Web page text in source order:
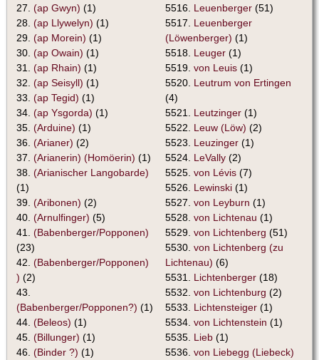
27. (ap Gwyn) (1)
28. (ap Llywelyn) (1)
29. (ap Morein) (1)
30. (ap Owain) (1)
31. (ap Rhain) (1)
32. (ap Seisyll) (1)
33. (ap Tegid) (1)
34. (ap Ysgorda) (1)
35. (Arduine) (1)
36. (Arianer) (2)
37. (Arianerin) (Homöerin) (1)
38. (Arianischer Langobarde)
(1)
39. (Aribonen) (2)
40. (Arnulfinger) (5)
41. (Babenberger/Popponen)
(23)
42. (Babenberger/Popponen)
) (2)
43.
(Babenberger/Popponen?) (1)
44. (Beleos) (1)
45. (Billunger) (1)
46. (Binder ?) (1)
5516. Leuenberger (51)
5517. Leuenberger
(Löwenberger) (1)
5518. Leuger (1)
5519. von Leuis (1)
5520. Leutrum von Ertingen
(4)
5521. Leutzinger (1)
5522. Leuw (Löw) (2)
5523. Leuzinger (1)
5524. LeVally (2)
5525. von Lévis (7)
5526. Lewinski (1)
5527. von Leyburn (1)
5528. von Lichtenau (1)
5529. von Lichtenberg (51)
5530. von Lichtenberg (zu
Lichtenau) (6)
5531. Lichtenberger (18)
5532. von Lichtenburg (2)
5533. Lichtensteiger (1)
5534. von Lichtenstein (1)
5535. Lieb (1)
5536. von Liebegg (Liebeck)